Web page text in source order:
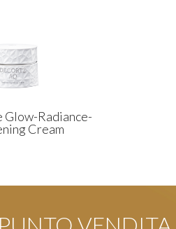
Glow-Radiance-
Cream